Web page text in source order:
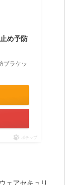
め予防
ブラケッ
ポチップ
ェアセキュリ